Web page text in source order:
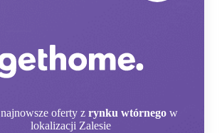
najnowsze oferty z rynku wtórnego w
lokalizacji Zalesie